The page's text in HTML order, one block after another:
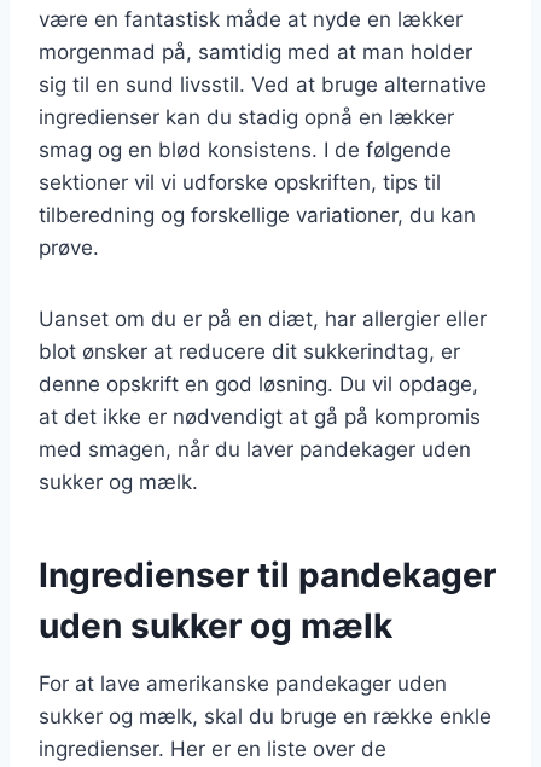
være en fantastisk måde at nyde en lækker
morgenmad på, samtidig med at man holder
sig til en sund livsstil. Ved at bruge alternative
ingredienser kan du stadig opnå en lækker
smag og en blød konsistens. I de følgende
sektioner vil vi udforske opskriften, tips til
tilberedning og forskellige variationer, du kan
prøve.
Uanset om du er på en diæt, har allergier eller
blot ønsker at reducere dit sukkerindtag, er
denne opskrift en god løsning. Du vil opdage,
at det ikke er nødvendigt at gå på kompromis
med smagen, når du laver pandekager uden
sukker og mælk.
Ingredienser til pandekager
uden sukker og mælk
For at lave amerikanske pandekager uden
sukker og mælk, skal du bruge en række enkle
ingredienser. Her er en liste over de